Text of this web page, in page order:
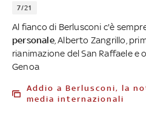
7/21
Al fianco di Berlusconi c'è
personale, Alberto Zangrillo,
rianimazione del San Raffaele e
Genoa
Addio a Berlusconi, la notizia della morte sui
media internazionali